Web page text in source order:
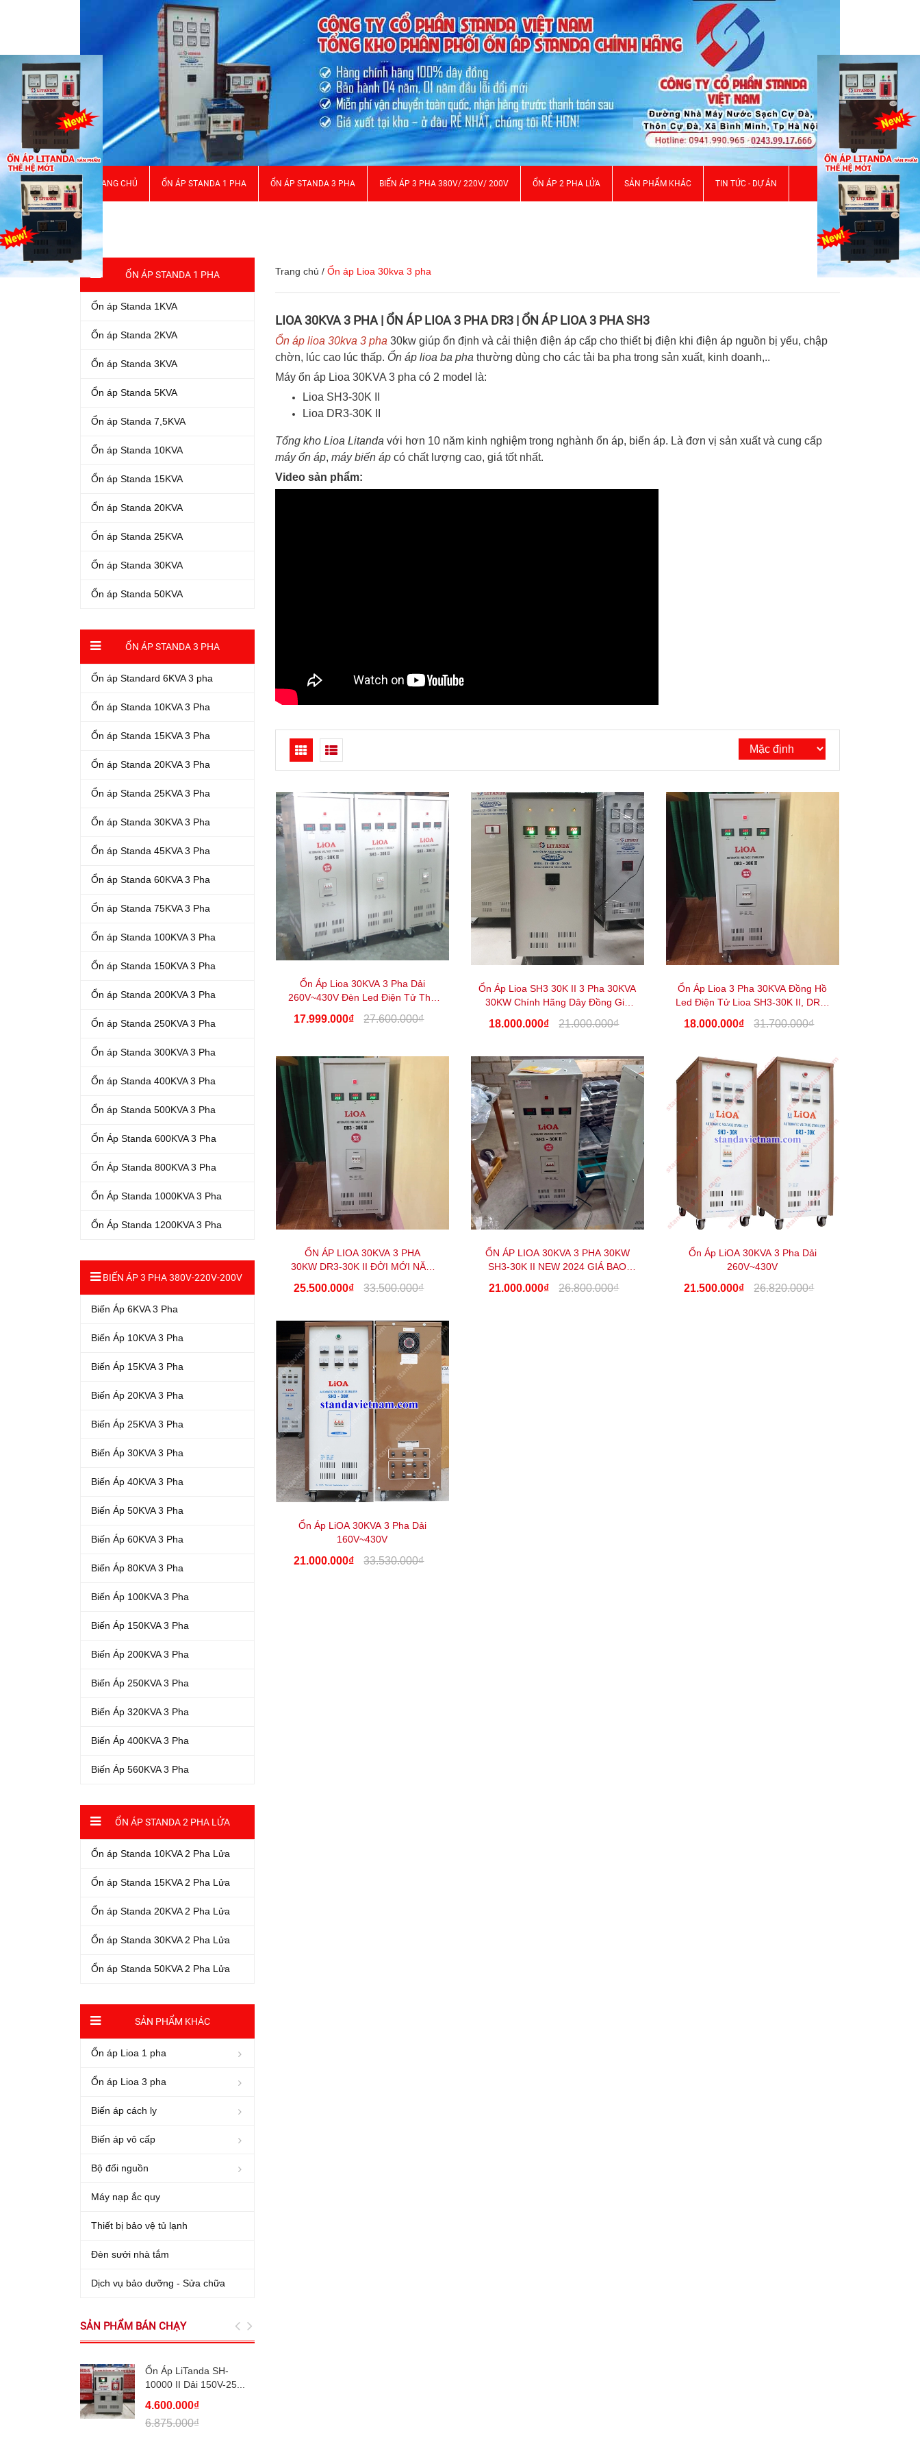
TRANG CHỦ ỔN ÁP STANDA 1 PHA ỔN ÁP STANDA 3 PHA BIẾN ÁP 3 PHA 380V/ 220V/ 200V ỔN ÁP 2 PHA LỬA SẢN PHẨM KHÁC TIN TỨC - DỰ ÁN
ỔN ÁP STANDA 1 PHA
Ổn áp Standa 1KVA
Ổn áp Standa 2KVA
Ổn áp Standa 3KVA
Ổn áp Standa 5KVA
Ổn áp Standa 7,5KVA
Ổn áp Standa 10KVA
Ổn áp Standa 15KVA
Ổn áp Standa 20KVA
Ổn áp Standa 25KVA
Ổn áp Standa 30KVA
Ổn áp Standa 50KVA
ỔN ÁP STANDA 3 PHA
Ổn áp Standard 6KVA 3 pha
Ổn áp Standa 10KVA 3 Pha
Ổn áp Standa 15KVA 3 Pha
Ổn áp Standa 20KVA 3 Pha
Ổn áp Standa 25KVA 3 Pha
Ổn áp Standa 30KVA 3 Pha
Ổn áp Standa 45KVA 3 Pha
Ổn áp Standa 60KVA 3 Pha
Ổn áp Standa 75KVA 3 Pha
Ổn áp Standa 100KVA 3 Pha
Ổn áp Standa 150KVA 3 Pha
Ổn áp Standa 200KVA 3 Pha
Ổn áp Standa 250KVA 3 Pha
Ổn áp Standa 300KVA 3 Pha
Ổn áp Standa 400KVA 3 Pha
Ổn áp Standa 500KVA 3 Pha
Ổn Áp Standa 600KVA 3 Pha
Ổn Áp Standa 800KVA 3 Pha
Ổn Áp Standa 1000KVA 3 Pha
Ổn Áp Standa 1200KVA 3 Pha
BIẾN ÁP 3 PHA 380V-220V-200V
Biến Áp 6KVA 3 Pha
Biến Áp 10KVA 3 Pha
Biến Áp 15KVA 3 Pha
Biến Áp 20KVA 3 Pha
Biến Áp 25KVA 3 Pha
Biến Áp 30KVA 3 Pha
Biến Áp 40KVA 3 Pha
Biến Áp 50KVA 3 Pha
Biến Áp 60KVA 3 Pha
Biến Áp 80KVA 3 Pha
Biến Áp 100KVA 3 Pha
Biến Áp 150KVA 3 Pha
Biến Áp 200KVA 3 Pha
Biến Áp 250KVA 3 Pha
Biến Áp 320KVA 3 Pha
Biến Áp 400KVA 3 Pha
Biến Áp 560KVA 3 Pha
ỔN ÁP STANDA 2 PHA LỬA
Ổn áp Standa 10KVA 2 Pha Lửa
Ổn áp Standa 15KVA 2 Pha Lửa
Ổn áp Standa 20KVA 2 Pha Lửa
Ổn áp Standa 30KVA 2 Pha Lửa
Ổn áp Standa 50KVA 2 Pha Lửa
SẢN PHẨM KHÁC
Ổn áp Lioa 1 pha
Ổn áp Lioa 3 pha
Biến áp cách ly
Biến áp vô cấp
Bộ đổi nguồn
Máy nạp ắc quy
Thiết bị bảo vệ tủ lạnh
Đèn sưởi nhà tắm
Dịch vụ bảo dưỡng - Sửa chữa
SẢN PHẨM BÁN CHẠY
Ổn Áp LiTanda SH-
10000 II Dải 150V-25...
4.600.000₫
6.875.000₫
Trang chủ / Ổn áp Lioa 30kva 3 pha
LIOA 30KVA 3 PHA | ỔN ÁP LIOA 3 PHA DR3 | ỔN ÁP LIOA 3 PHA SH3
Ổn áp lioa 30kva 3 pha 30kw giúp ổn định và cải thiện điện áp cấp cho thiết bị điện khi điện áp nguồn bị yếu, chập
chờn, lúc cao lúc thấp. Ổn áp lioa ba pha thường dùng cho các tải ba pha trong sản xuất, kinh doanh,..
Máy ổn áp Lioa 30KVA 3 pha có 2 model là:
Lioa SH3-30K II
Lioa DR3-30K II
Tổng kho Lioa Litanda với hơn 10 năm kinh nghiệm trong nghành ổn áp, biến áp. Là đơn vị sản xuất và cung cấp
máy ổn áp, máy biến áp có chất lượng cao, giá tốt nhất.
Video sản phẩm:
Ổn Áp Lioa 30KVA 3 Pha Dải
260V~430V Đèn Led Điện Tử Thế
17.999.000₫ 27.600.000₫
Ổn Áp Lioa SH3 30K II 3 Pha 30KVA
30KW Chính Hãng Dây Đồng Giá
18.000.000₫ 21.000.000₫
Ổn Áp Lioa 3 Pha 30KVA Đồng Hồ
Led Điện Tử Lioa SH3-30K II, DR3-
18.000.000₫ 31.700.000₫
ỔN ÁP LIOA 30KVA 3 PHA
30KW DR3-30K II ĐỜI MỚI NĂM
25.500.000₫ 33.500.000₫
ỔN ÁP LIOA 30KVA 3 PHA 30KW
SH3-30K II NEW 2024 GIÁ BAO
21.000.000₫ 26.800.000₫
Ổn Áp LiOA 30KVA 3 Pha Dải
260V~430V
21.500.000₫ 26.820.000₫
Ổn Áp LiOA 30KVA 3 Pha Dải
160V~430V
21.000.000₫ 33.530.000₫